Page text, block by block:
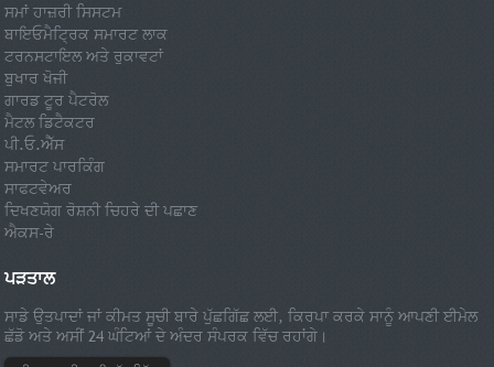
ਸਮਾਂ ਹਾਜ਼ਰੀ ਸਿਸਟਮ
ਬਾਇਓਮੈਟ੍ਰਿਕ ਸਮਾਰਟ ਲਾਕ
ਟਰਨਸਟਾਇਲ ਅਤੇ ਰੁਕਾਵਟਾਂ
ਬੁਖਾਰ ਖੋਜੀ
ਗਾਰਡ ਟੂਰ ਪੈਟਰੋਲ
ਮੈਟਲ ਡਿਟੈਕਟਰ
ਪੀ.ਓ.ਐੱਸ
ਸਮਾਰਟ ਪਾਰਕਿੰਗ
ਸਾਫਟਵੇਅਰ
ਦਿਖਣਯੋਗ ਰੋਸ਼ਨੀ ਚਿਹਰੇ ਦੀ ਪਛਾਣ
ਐਕਸ-ਰੇ
ਪੜਤਾਲ
ਸਾਡੇ ਉਤਪਾਦਾਂ ਜਾਂ ਕੀਮਤ ਸੂਚੀ ਬਾਰੇ ਪੁੱਛਗਿੱਛ ਲਈ, ਕਿਰਪਾ ਕਰਕੇ ਸਾਨੂੰ ਆਪਣੀ ਈਮੇਲ
ਛੱਡੋ ਅਤੇ ਅਸੀਂ 24 ਘੰਟਿਆਂ ਦੇ ਅੰਦਰ ਸੰਪਰਕ ਵਿੱਚ ਰਹਾਂਗੇ।